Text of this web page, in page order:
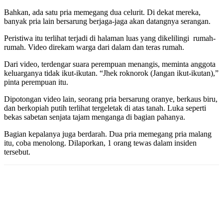
Bahkan, ada satu pria memegang dua celurit. Di dekat mereka,
banyak pria lain bersarung berjaga-jaga akan datangnya serangan.
Peristiwa itu terlihat terjadi di halaman luas yang dikelilingi rumah-
rumah. Video direkam warga dari dalam dan teras rumah.
Dari video, terdengar suara perempuan menangis, meminta anggota
keluarganya tidak ikut-ikutan. “Jhek roknorok (Jangan ikut-ikutan),”
pinta perempuan itu.
Dipotongan video lain, seorang pria bersarung oranye, berkaus biru,
dan berkopiah putih terlihat tergeletak di atas tanah. Luka seperti
bekas sabetan senjata tajam menganga di bagian pahanya.
Bagian kepalanya juga berdarah. Dua pria memegang pria malang
itu, coba menolong. Dilaporkan, 1 orang tewas dalam insiden
tersebut.